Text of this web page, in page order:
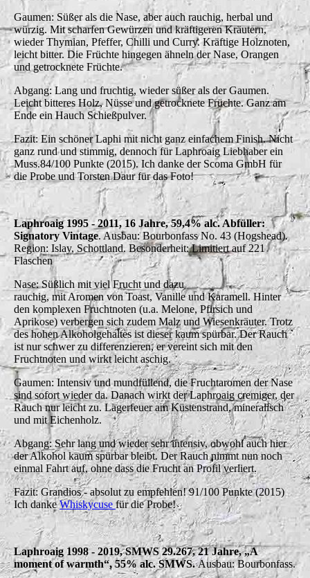
Gaumen: Süßer als die Nase, aber auch rauchig, herbal und
würzig. Mit scharfen Gewürzen und kräftigeren Kräutern,
wieder Thymian, Pfeffer, Chilli und Curry. Kräftige Holznoten,
leicht bitter. Die Früchte hingegen ähneln der Nase, Orangen
und getrocknete Früchte.
Abgang: Lang und fruchtig, wieder süßer als der Gaumen.
Leicht bitteres Holz, Nüsse und getrocknete Früchte. Ganz am
Ende ein Hauch Schießpulver.
Fazit: Ein schöner Laphi mit nicht ganz einfachem Finish. Nicht
ganz rund und stimmig, dennoch für Laphroaig Liebhaber ein
Muss.84/100 Punkte (2015). Ich danke der Scoma GmbH für
die Probe und Torsten Daur für das Foto!
Laphroaig 1995 - 2011, 16 Jahre, 59,4% alc. Abfüller:
Signatory Vintage. Ausbau: Bourbonfass No. 43 (Hogshead).
Region: Islay, Schottland. Besonderheit: Limitiert auf 221
Flaschen
Nase: Süßlich mit viel Frucht und dazu
rauchig, mit Aromen von Toast, Vanille und Karamell. Hinter
den komplexen Fruchtnoten (u.a. Melone, Pfirsich und
Aprikose) verbergen sich zudem Malz und Wiesenkräuter. Trotz
des hohen Alkoholgehaltes ist dieser kaum spürbar. Der Rauch
ist nur schwer zu differenzieren, er vereint sich mit den
Fruchtnoten und wirkt leicht aschig.
Gaumen: Intensiv und mundfüllend, die Fruchtaromen der Nase
sind sofort wieder da. Danach wirkt der Laphroaig cremiger, der
Rauch nur leicht zu. Lagerfeuer am Küstenstrand, mineralisch
und mit Eichenholz.
Abgang: Sehr lang und wieder sehr intensiv, obwohl auch hier
der Alkohol kaum spürbar bleibt. Der Rauch nimmt nun noch
einmal Fahrt auf, ohne dass die Frucht an Profil verliert.
Fazit: Grandios - absolut zu empfehlen! 91/100 Punkte (2015)
Ich dankeWhiskycuse für die Probe!
Laphroaig 1998 - 2019, SMWS 29.267, 21 Jahre, „A
moment of warmth“, 55% alc. SMWS.Ausbau: Bourbonfass.